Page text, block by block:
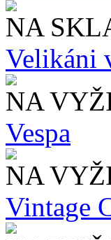
NA
Velikáni
NA
Vespa
NA
Vintage